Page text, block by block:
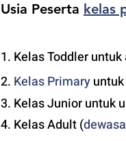
Usia Peserta kelas
1. Kelas Toddler
2. Kelas Primary
3. Kelas Junior untuk
4. Kelas Adult (dewasa